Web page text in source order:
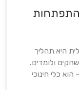
היא תהליך
ולומדים.
כלי חינוכי